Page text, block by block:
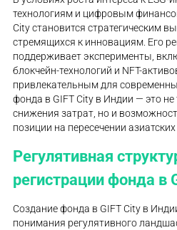
технологиям и цифровым
City становится стратегическим
стремящихся к инновациям. Его
поддерживает эксперименты,
блокчейн-технологий и NFT-
привлекательным для
фонда в GIFT City в Индии — это
снижения затрат, но и
позиции на пересечении
Регулятивная
регистрации фонда в
Создание фонда в GIFT City в
понимания регулятивного